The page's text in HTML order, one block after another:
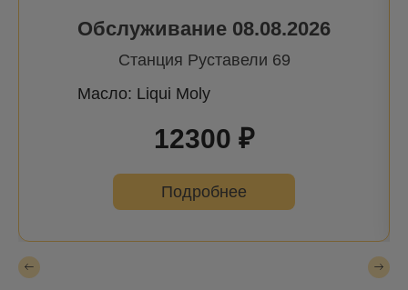
Обслуживание 08.08.2026
Станция Руставели 69
Масло: Liqui Moly
12300 ₽
Подробнее